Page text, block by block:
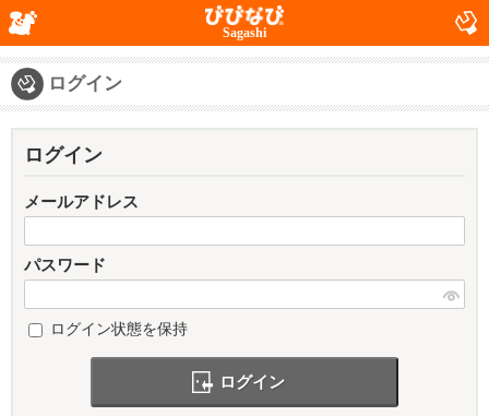
Sagashi
ログイン
ログイン
メールアドレス
パスワード
ログイン状態を保持
ログイン